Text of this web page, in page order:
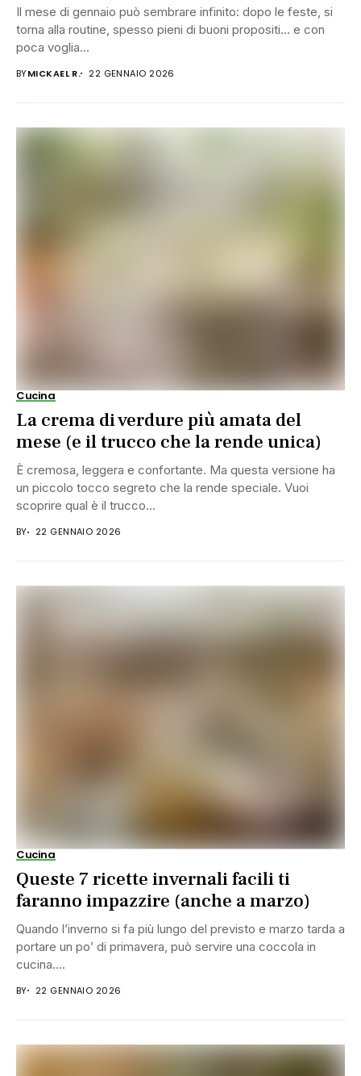
Il mese di gennaio può sembrare infinito: dopo le feste, si
torna alla routine, spesso pieni di buoni propositi… e con
poca voglia...
BYMICKAEL R. 22 GENNAIO 2026
Cucina
La crema di verdure più amata del
mese (e il trucco che la rende unica)
È cremosa, leggera e confortante. Ma questa versione ha
un piccolo tocco segreto che la rende speciale. Vuoi
scoprire qual è il trucco...
BY 22 GENNAIO 2026
Cucina
Queste 7 ricette invernali facili ti
faranno impazzire (anche a marzo)
Quando l’inverno si fa più lungo del previsto e marzo tarda a
portare un po’ di primavera, può servire una coccola in
cucina....
BY 22 GENNAIO 2026